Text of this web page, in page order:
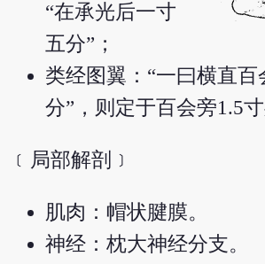
“在承光后一寸
五分”；
类经图翼：“一曰横直百
分”，则定于百会旁1.5寸
﹝局部解剖﹞
肌肉：帽状腱膜。
神经：枕大神经分支。